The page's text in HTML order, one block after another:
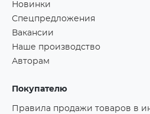
Новинки
Спецпредложения
Вакансии
Наше производство
Авторам
Покупателю
Правила продажи товаров в